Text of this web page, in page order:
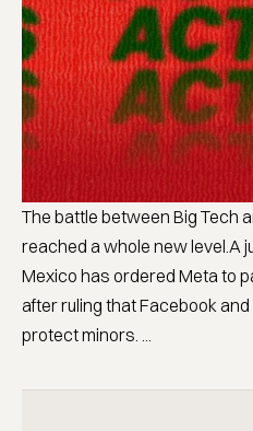
The battle between Big Tech
reached a whole new level.A
Mexico has ordered Meta to
after ruling that Facebook
protect minors. ...